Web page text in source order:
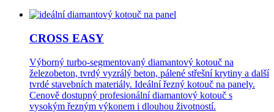
CROSS EASY
Výborný turbo-segmentovaný diamantový kotouč na
železobeton, tvrdý vyzrálý beton, pálené střešní krytiny a další
tvrdé stavebních materiály. Ideální řezný kotouč na panely.
Cenově dostupný profesionální diamantový kotouč s
vysokým řezným výkonem i dlouhou životností.